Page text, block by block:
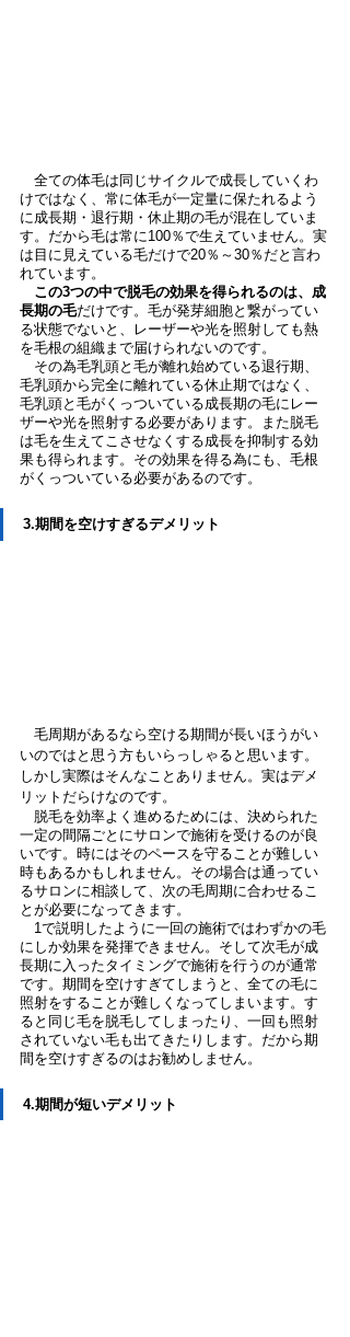
全ての体毛は同じサイクルで成長していくわ
けではなく、常に体毛が一定量に保たれるよう
に成長期・退行期・休止期の毛が混在していま
す。だから毛は常に100％で生えていません。実
は目に見えている毛だけで20％～30％だと言わ
れています。
この3つの中で脱毛の効果を得られるのは、成
長期の毛だけです。毛が発芽細胞と繋がってい
る状態でないと、レーザーや光を照射しても熱
を毛根の組織まで届けられないのです。
その為毛乳頭と毛が離れ始めている退行期、
毛乳頭から完全に離れている休止期ではなく、
毛乳頭と毛がくっついている成長期の毛にレー
ザーや光を照射する必要があります。また脱毛
は毛を生えてこさせなくする成長を抑制する効
果も得られます。その効果を得る為にも、毛根
がくっついている必要があるのです。
3.期間を空けすぎるデメリット
毛周期があるなら空ける期間が長いほうがい
いのではと思う方もいらっしゃると思います。
しかし実際はそんなことありません。実はデメ
リットだらけなのです。
脱毛を効率よく進めるためには、決められた
一定の間隔ごとにサロンで施術を受けるのが良
いです。時にはそのペースを守ることが難しい
時もあるかもしれません。その場合は通ってい
るサロンに相談して、次の毛周期に合わせるこ
とが必要になってきます。
1で説明したように一回の施術ではわずかの毛
にしか効果を発揮できません。そして次毛が成
長期に入ったタイミングで施術を行うのが通常
です。期間を空けすぎてしまうと、全ての毛に
照射をすることが難しくなってしまいます。す
ると同じ毛を脱毛してしまったり、一回も照射
されていない毛も出てきたりします。だから期
間を空けすぎるのはお勧めしません。
4.期間が短いデメリット